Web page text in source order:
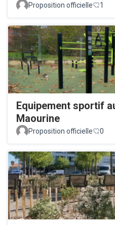
Proposition officielle 1
Equipement sportif
Maourine
Proposition officielle 0